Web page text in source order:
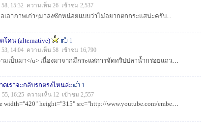
58, 15:32 ความเห็น 26 เข้าชม 2,537
เอาภาพเก่าๆมาลงซักหน่อยแบบว่าไม่อยากตกกระแสน่ะครับ...
โคน (alternative) 1
53, 14:04 ความเห็น 58 เข้าชม 16,790
<u>ความเป็นมา</u> เนื่องมาจากมีกระแสการจัดทริปปลาน้ำกร่อยแถวๆแถบชายทะเลบางขุนเทียน โคกขาม พันท้าย อยู่บ่อยครั้ง ทั้งทริปปลากระพง ปลากุเลา...
เราจะกลับรถตรงไหนล่ะ 1
55, 16:25 ความเห็น 12 เข้าชม 2,557
<iframe width="420" height="315" src="http://www.youtube.com/embed/5jyZQHKc4WU" frameborder="0" allowfullsc...